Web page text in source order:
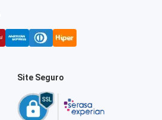
Site Seguro